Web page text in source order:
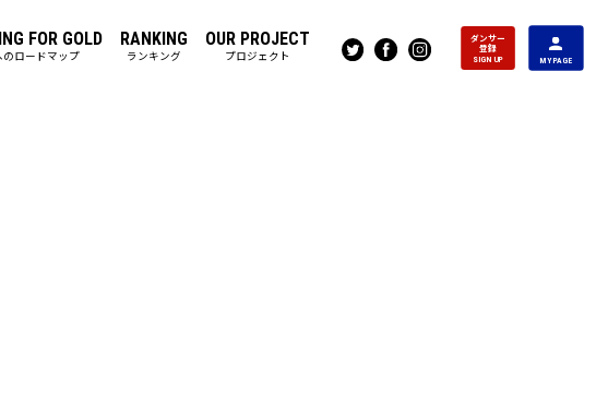
FOR GOLD
のロードマップ
RANKING
ランキング
OUR PROJECT
プロジェクト
ダンサー
登録
SIGN UP MY PAGE